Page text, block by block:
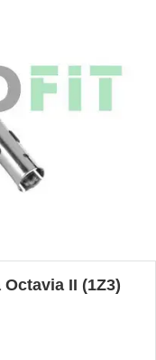
II (1Z3)